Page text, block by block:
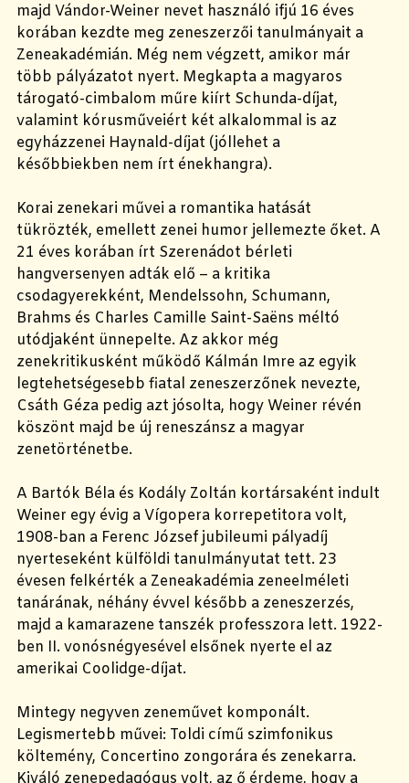
majd Vándor-Weiner nevet használó ifjú 16 éves
korában kezdte meg zeneszerzői tanulmányait a
Zeneakadémián. Még nem végzett, amikor már
több pályázatot nyert. Megkapta a magyaros
tárogató-cimbalom műre kiírt Schunda-díjat,
valamint kórusműveiért két alkalommal is az
egyházzenei Haynald-díjat (jóllehet a
későbbiekben nem írt énekhangra).
Korai zenekari művei a romantika hatását
tükrözték, emellett zenei humor jellemezte őket. A
21 éves korában írt Szerenádot bérleti
hangversenyen adták elő – a kritika
csodagyerekként, Mendelssohn, Schumann,
Brahms és Charles Camille Saint-Saëns méltó
utódjaként ünnepelte. Az akkor még
zenekritikusként működő Kálmán Imre az egyik
legtehetségesebb fiatal zeneszerzőnek nevezte,
Csáth Géza pedig azt jósolta, hogy Weiner révén
köszönt majd be új reneszánsz a magyar
zenetörténetbe.
A Bartók Béla és Kodály Zoltán kortársaként indult
Weiner egy évig a Vígopera korrepetitora volt,
1908-ban a Ferenc József jubileumi pályadíj
nyerteseként külföldi tanulmányutat tett. 23
évesen felkérték a Zeneakadémia zeneelméleti
tanárának, néhány évvel később a zeneszerzés,
majd a kamarazene tanszék professzora lett. 1922-
ben II. vonósnégyesével elsőnek nyerte el az
amerikai Coolidge-díjat.
Mintegy negyven zeneművet komponált.
Legismertebb művei: Toldi című szimfonikus
költemény, Concertino zongorára és zenekarra.
Kiváló zenepedagógus volt, az ő érdeme, hogy a